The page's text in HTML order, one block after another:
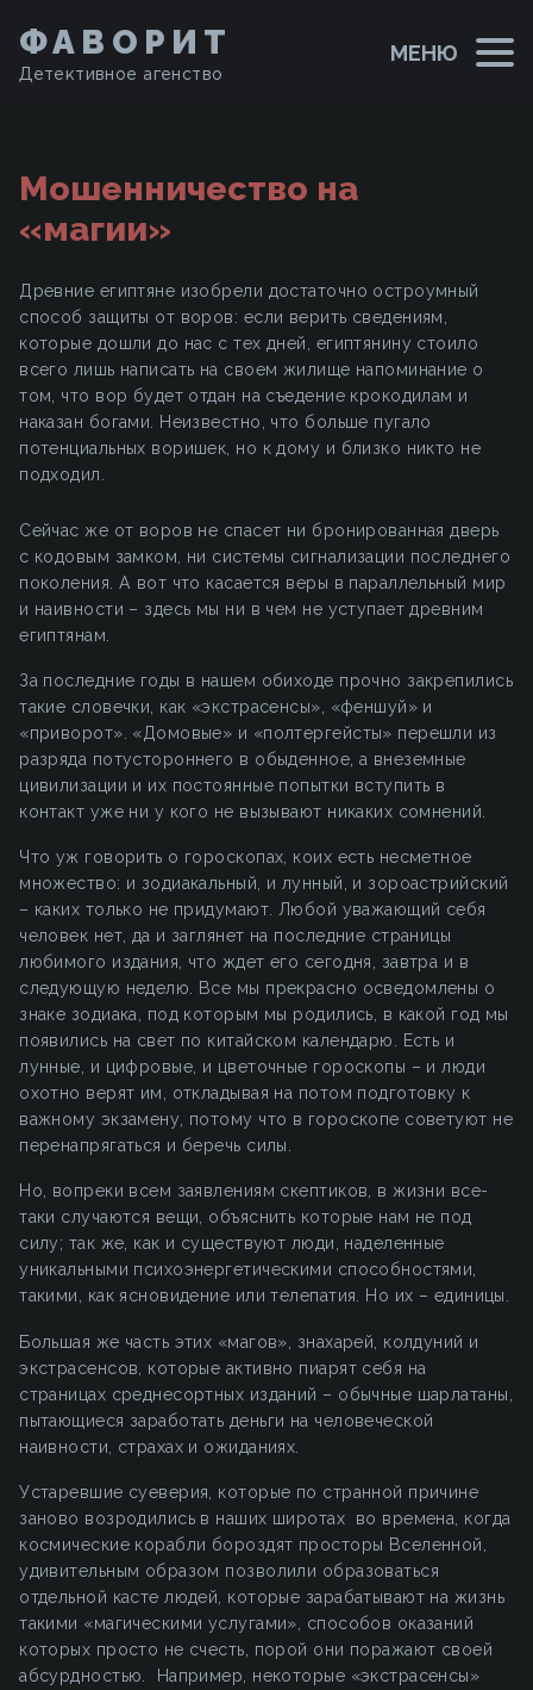
ФАВОРИТ
Детективное агенство
МЕНЮ
Мошенничество на
«магии»
Древние египтяне изобрели достаточно остроумный
способ защиты от воров: если верить сведениям,
которые дошли до нас с тех дней, египтянину стоило
всего лишь написать на своем жилище напоминание о
том, что вор будет отдан на съедение крокодилам и
наказан богами. Неизвестно, что больше пугало
потенциальных воришек, но к дому и близко никто не
подходил.
Сейчас же от воров не спасет ни бронированная дверь
с кодовым замком, ни системы сигнализации последнего
поколения. А вот что касается веры в параллельный мир
и наивности – здесь мы ни в чем не уступает древним
египтянам.
За последние годы в нашем обиходе прочно закрепились
такие словечки, как «экстрасенсы», «феншуй» и
«приворот». «Домовые» и «полтергейсты» перешли из
разряда потустороннего в обыденное, а внеземные
цивилизации и их постоянные попытки вступить в
контакт уже ни у кого не вызывают никаких сомнений.
Что уж говорить о гороскопах, коих есть несметное
множество: и зодиакальный, и лунный, и зороастрийский
– каких только не придумают. Любой уважающий себя
человек нет, да и заглянет на последние страницы
любимого издания, что ждет его сегодня, завтра и в
следующую неделю. Все мы прекрасно осведомлены о
знаке зодиака, под которым мы родились, в какой год мы
появились на свет по китайском календарю. Есть и
лунные, и цифровые, и цветочные гороскопы – и люди
охотно верят им, откладывая на потом подготовку к
важному экзамену, потому что в гороскопе советуют не
перенапрягаться и беречь силы.
Но, вопреки всем заявлениям скептиков, в жизни все-
таки случаются вещи, объяснить которые нам не под
силу; так же, как и существуют люди, наделенные
уникальными психоэнергетическими способностями,
такими, как ясновидение или телепатия. Но их – единицы.
Большая же часть этих «магов», знахарей, колдуний и
экстрасенсов, которые активно пиарят себя на
страницах среднесортных изданий – обычные шарлатаны,
пытающиеся заработать деньги на человеческой
наивности, страхах и ожиданиях.
Устаревшие суеверия, которые по странной причине
заново возродились в наших широтах во времена, когда
космические корабли бороздят просторы Вселенной,
удивительным образом позволили образоваться
отдельной касте людей, которые зарабатывают на жизнь
такими «магическими услугами», способов оказаний
которых просто не счесть, порой они поражают своей
абсурдностью. Например, некоторые «экстрасенсы»